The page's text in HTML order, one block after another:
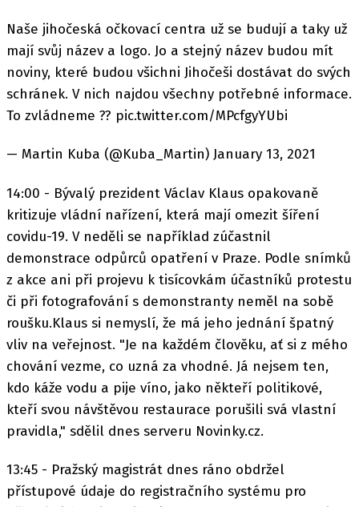
Naše jihočeská očkovací centra už se budují a taky už
mají svůj název a logo. Jo a stejný název budou mít
noviny, které budou všichni Jihočeši dostávat do svých
schránek. V nich najdou všechny potřebné informace.
To zvládneme ?? pic.twitter.com/MPcfgyYUbi
— Martin Kuba (@Kuba_Martin) January 13, 2021
14:00 - Bývalý prezident Václav Klaus opakovaně
kritizuje vládní nařízení, která mají omezit šíření
covidu-19. V neděli se například zúčastnil
demonstrace odpůrců opatření v Praze. Podle snímků
z akce ani při projevu k tisícovkám účastníků protestu
či při fotografování s demonstranty neměl na sobě
roušku.Klaus si nemyslí, že má jeho jednání špatný
vliv na veřejnost. "Je na každém člověku, ať si z mého
chování vezme, co uzná za vhodné. Já nejsem ten,
kdo káže vodu a pije víno, jako někteří politikové,
kteří svou návštěvou restaurace porušili svá vlastní
pravidla," sdělil dnes serveru Novinky.cz.
13:45 - Pražský magistrát dnes ráno obdržel
přístupové údaje do registračního systému pro